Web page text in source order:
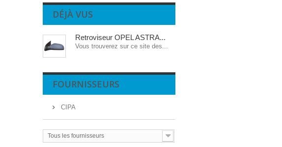
DÉJÀ VUS
Retroviseur OPEL ASTRA...
Vous trouverez sur ce site des...
FOURNISSEURS
CIPA
Tous les fournisseurs